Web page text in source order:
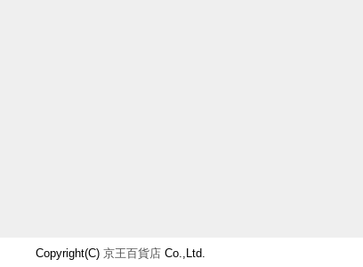
Copyright(C) 京王百貨店 Co.,Ltd.